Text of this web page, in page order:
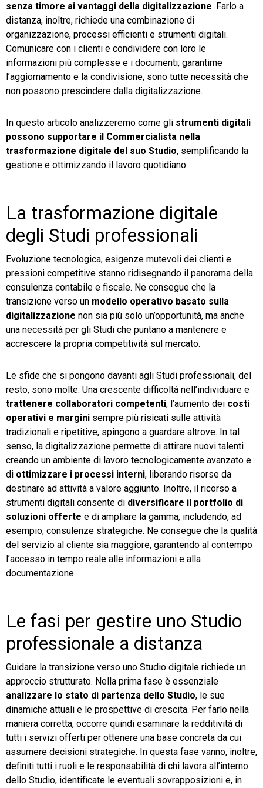
senza timore ai vantaggi della digitalizzazione. Farlo a
distanza, inoltre, richiede una combinazione di
organizzazione, processi efficienti e strumenti digitali.
Comunicare con i clienti e condividere con loro le
informazioni più complesse e i documenti, garantirne
l’aggiornamento e la condivisione, sono tutte necessità che
non possono prescindere dalla digitalizzazione.
In questo articolo analizzeremo come gli strumenti digitali
possono supportare il Commercialista nella
trasformazione digitale del suo Studio, semplificando la
gestione e ottimizzando il lavoro quotidiano.
La trasformazione digitale
degli Studi professionali
Evoluzione tecnologica, esigenze mutevoli dei clienti e
pressioni competitive stanno ridisegnando il panorama della
consulenza contabile e fiscale. Ne consegue che la
transizione verso un modello operativo basato sulla
digitalizzazione non sia più solo un’opportunità, ma anche
una necessità per gli Studi che puntano a mantenere e
accrescere la propria competitività sul mercato.
Le sfide che si pongono davanti agli Studi professionali, del
resto, sono molte. Una crescente difficoltà nell’individuare e
trattenere collaboratori competenti, l’aumento dei costi
operativi e margini sempre più risicati sulle attività
tradizionali e ripetitive, spingono a guardare altrove. In tal
senso, la digitalizzazione permette di attirare nuovi talenti
creando un ambiente di lavoro tecnologicamente avanzato e
di ottimizzare i processi interni, liberando risorse da
destinare ad attività a valore aggiunto. Inoltre, il ricorso a
strumenti digitali consente di diversificare il portfolio di
soluzioni offerte e di ampliare la gamma, includendo, ad
esempio, consulenze strategiche. Ne consegue che la qualità
del servizio al cliente sia maggiore, garantendo al contempo
l’accesso in tempo reale alle informazioni e alla
documentazione.
Le fasi per gestire uno Studio
professionale a distanza
Guidare la transizione verso uno Studio digitale richiede un
approccio strutturato. Nella prima fase è essenziale
analizzare lo stato di partenza dello Studio, le sue
dinamiche attuali e le prospettive di crescita. Per farlo nella
maniera corretta, occorre quindi esaminare la redditività di
tutti i servizi offerti per ottenere una base concreta da cui
assumere decisioni strategiche. In questa fase vanno, inoltre,
definiti tutti i ruoli e le responsabilità di chi lavora all’interno
dello Studio, identificate le eventuali sovrapposizioni e, in